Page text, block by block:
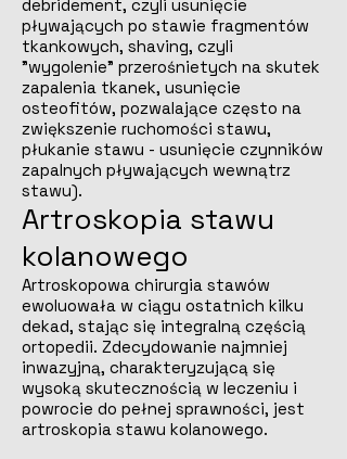
debridement, czyli usunięcie
pływających po stawie fragmentów
tkankowych, shaving, czyli
"wygolenie" przerośnietych na skutek
zapalenia tkanek, usunięcie
osteofitów, pozwalające często na
zwiększenie ruchomości stawu,
płukanie stawu - usunięcie czynników
zapalnych pływających wewnątrz
stawu).
Artroskopia stawu
kolanowego
Artroskopowa chirurgia stawów
ewoluowała w ciągu ostatnich kilku
dekad, stając się integralną częścią
ortopedii. Zdecydowanie najmniej
inwazyjną, charakteryzującą się
wysoką skutecznością w leczeniu i
powrocie do pełnej sprawności, jest
artroskopia stawu kolanowego.